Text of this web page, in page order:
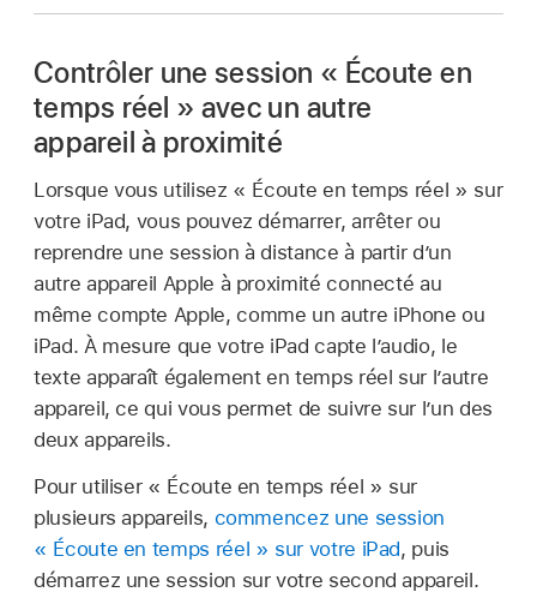
Contrôler une session « Écoute en
temps réel » avec un autre
appareil à proximité
Lorsque vous utilisez « Écoute en temps réel » sur
votre iPad, vous pouvez démarrer, arrêter ou
reprendre une session à distance à partir d’un
autre appareil Apple à proximité connecté au
même compte Apple, comme un autre iPhone ou
iPad. À mesure que votre iPad capte l’audio, le
texte apparaît également en temps réel sur l’autre
appareil, ce qui vous permet de suivre sur l’un des
deux appareils.
Pour utiliser « Écoute en temps réel » sur
plusieurs appareils, commencez une session
« Écoute en temps réel » sur votre iPad, puis
démarrez une session sur votre second appareil.